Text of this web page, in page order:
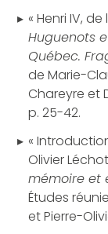
« Henri IV,
Huguenots
Québec.
de Marie-
Chareyre et
p. 25-42.
«
Olivier
mémoire et
Études
et Pierre-